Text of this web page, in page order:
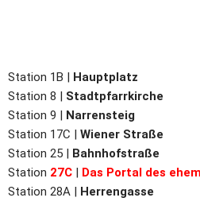
Station 1B | Hauptplatz
Station 8 | Stadtpfarrkirche
Station 9 | Narrensteig
Station 17C | Wiener Straße
Station 25 | Bahnhofstraße
Station 27C | Das Portal des
Station 28A | Herrengasse